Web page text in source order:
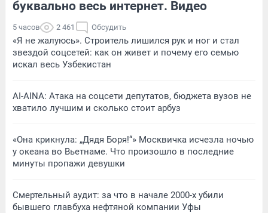
буквально весь интернет. Видео
5 часов 2 461 Обсудить
«Я не жалуюсь». Строитель лишился рук и ног и стал
звездой соцсетей: как он живет и почему его семью
искал весь Узбекистан
AI-AINA: Атака на соцсети депутатов, бюджета вузов не
хватило лучшим и сколько стоит арбуз
«Она крикнула: „Дядя Боря!“» Москвичка исчезла ночью
у океана во Вьетнаме. Что произошло в последние
минуты пропажи девушки
Смертельный аудит: за что в начале 2000-х убили
бывшего главбуха нефтяной компании Уфы